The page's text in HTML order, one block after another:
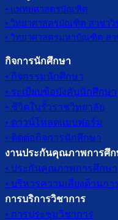
• แพทยศาสตรบัณฑิต
• วิทยาศาสตรบัณฑิต สาขา
• วิทยาศาสตรมหาบัณฑิต ส
กิจการนักศึกษา
• กิจกรรมนักศึกษา
• ระเบียบข้อบังคับนักศึกษา
• ชีวิตในรั้วราชวิทยาลัย
• ดาวน์โหลดแบบฟอร์ม
• ติดต่อกิจการนักศึกษา
งานประกันคุณภาพการศึก
• ประกันคุณภาพการศึกษา
• บริหารความเสี่ยงด้านกา
การบริการวิชาการ
• การประชุมวิชาการ